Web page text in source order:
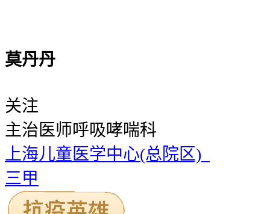
莫丹丹
关注
主治医师呼吸哮喘科
上海儿童医学中心(总院区)
三甲